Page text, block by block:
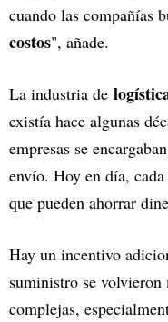
cuando las compañías
costos", añade.
La industria de
existía hace algunas
empresas se
envío. Hoy en día,
que pueden ahorrar
Hay un incentivo
suministro se
complejas,